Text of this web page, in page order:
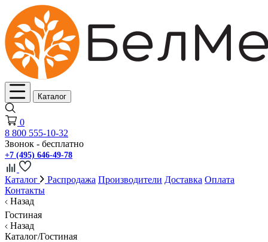
Каталог
0
8 800 555-10-32
Звонок - бесплатно
+7 (495) 646-49-78
Каталог Распродажа Производители Доставка Оплата
Контакты
Назад
Гостиная
Назад
Каталог/Гостиная